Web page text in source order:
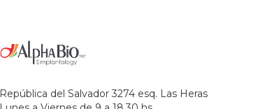
República del Salvador 3274 esq. Las Heras